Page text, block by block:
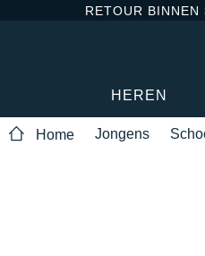
RETOUR BINNEN
HEREN
Home Jongens